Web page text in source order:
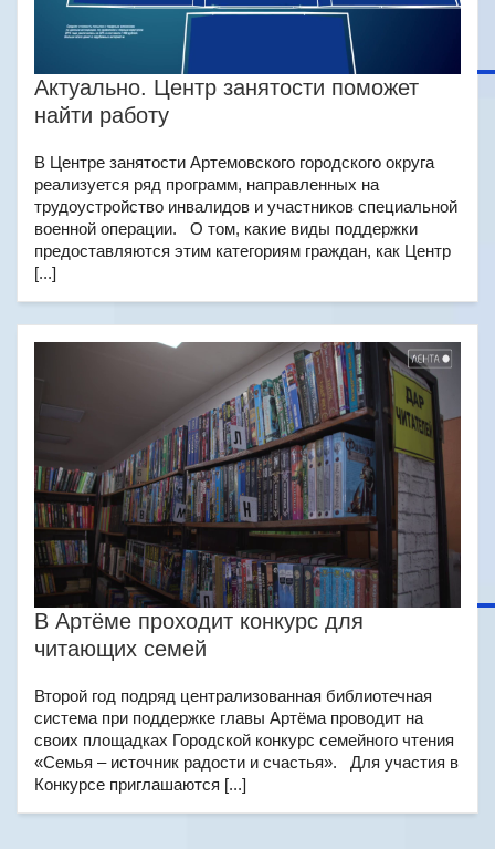
Актуально. Центр занятости поможет
найти работу
В Центре занятости Артемовского городского округа
реализуется ряд программ, направленных на
трудоустройство инвалидов и участников специальной
военной операции. О том, какие виды поддержки
предоставляются этим категориям граждан, как Центр
[...]
В Артёме проходит конкурс для
читающих семей
Второй год подряд централизованная библиотечная
система при поддержке главы Артёма проводит на
своих площадках Городской конкурс семейного чтения
«Семья – источник радости и счастья». Для участия в
Конкурсе приглашаются [...]